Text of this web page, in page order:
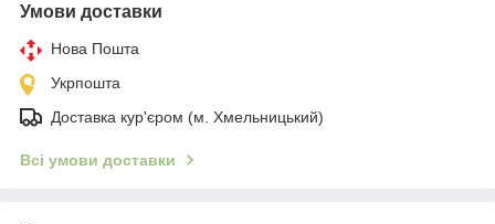
Умови доставки
Нова Пошта
Укрпошта
Доставка кур'єром (м. Хмельницький)
Всі умови доставки